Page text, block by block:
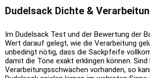
Dudelsack Dichte &
Im Dudelsack Test und der Bewertung der
Wert darauf gelegt, wie die Verarbeitung
unbedingt nötig, dass die Sackpfeife
damit die Töne exakt erklingen können. Sind
Verarbeitungsschwächen vorhanden, so